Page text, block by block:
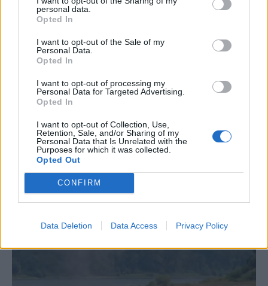
personal data.
Opted In
I want to opt-out of the Sale of my
Personal Data.
Opted In
I want to opt-out of processing my
Personal Data for Targeted Advertising.
Opted In
I want to opt-out of Collection, Use,
Retention, Sale, and/or Sharing of my
Personal Data that Is Unrelated with the
Purposes for which it was collected.
Opted Out
CONFIRM
Data Deletion Data Access Privacy Policy
Majka életveszélyes
fenyegetés miatt
lemondta erdélyi
koncertjét
Majka életveszélyes fenyegetést
kapott, és emiatt lemondta a
tervezett koncertjét. Majka ezt
szerdán a Facebook-oldalán jelentette
be.